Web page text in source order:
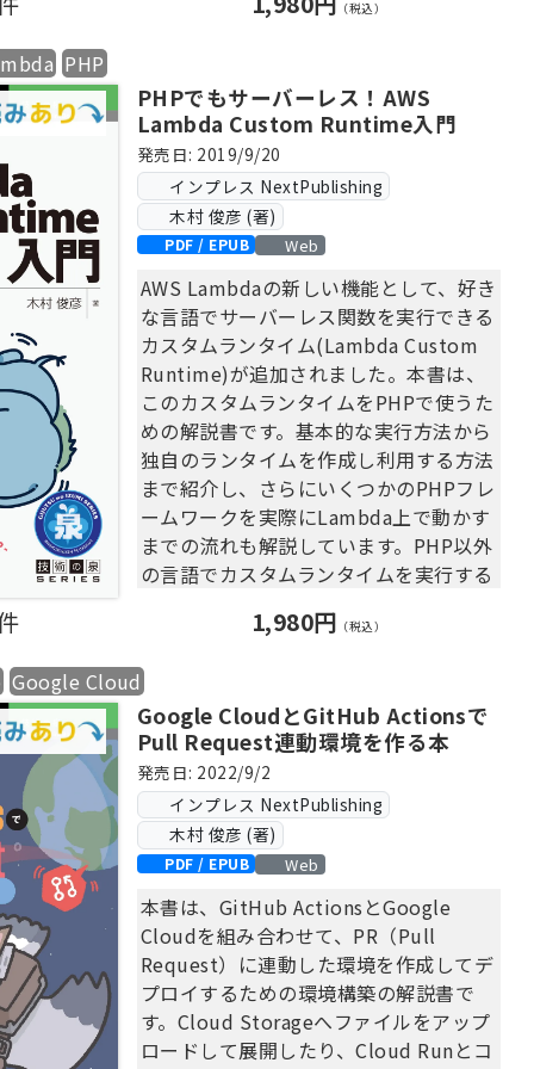
対応した内容で、手を動かしながら学べ
文章の生成や全体レビューを実施するユ
ースケースも網羅。これ一冊で、生成AI
を利用した実務的な活用スキルが身につ
きます！
【目次】
第2章 Bedrockに文章校正をしてもら
う
第3章 Bedrockに全体レビューや販促
文章を考えてもらう
第4章 トークン数とコストの把握
（税込）
PHP
PHPでもサーバーレス！AWS
Lambda Custom Runtime入門
発売日: 2019/9/20
インプレス NextPublishing
木村 俊彦 (著)
PDF / EPUB Web
AWS Lambdaの新しい機能として、好き
な言語でサーバーレス関数を実行できる
カスタムランタイム(Lambda Custom
Runtime)が追加されました。本書は、
このカスタムランタイムをPHPで使うた
めの解説書です。基本的な実行方法から
独自のランタイムを作成し利用する方法
まで紹介し、さらにいくつかのPHPフレ
ームワークを実際にLambda上で動かす
までの流れも解説しています。PHP以外
の言語でカスタムランタイムを実行する
第1章 必要なものをそろえよう
1.1 Docker
1.2 AWSアカウント
1.3 AWS CLI
1.4 SAM CLI
第2章 早速使ってみよう
2.1 Lambdaの設定をする
2.3 呼び出してみる
第3章 応用して使ってみよう
3.1 必要なものを用意する
3.2 PHP7.1をビルドする
3.3 ビルドした実行環境に差し替える
3.4 boorstrapとphp.iniの変更
1,980円 （税込）
Google Cloud
Google CloudとGitHub Actionsで
Pull Request連動環境を作る本
発売日: 2022/9/2
インプレス NextPublishing
木村 俊彦 (著)
PDF / EPUB Web
本書は、GitHub ActionsとGoogle
Cloudを組み合わせて、PR（Pull
Request）に連動した環境を作成してデ
プロイするための環境構築の解説書で
す。Cloud Storageへファイルをアップ
ロードして展開したり、Cloud Runとコ